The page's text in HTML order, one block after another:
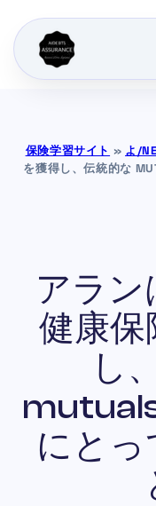
保険学習サイト » よ/
を獲得し、伝統的な
アラ
健康保
し
にと